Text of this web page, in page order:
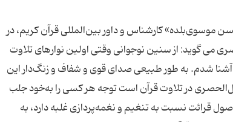
كارشناس و داور بین‌المللی قرآن كریم، در
می گوید: از سنین نوجوانی وقتی اولین نوارهای تلاوت
شدم. به طور طبیعی صدای قوی و شفاف و زنگ‌دار این
در تلاوت قرآن است توجه هر كسی را به‌خود جلب
قرائت نسبت به تنغیم و نغمه‌پردازی غلبه دارد، به